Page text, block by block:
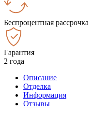
Беспроцентная рассрочка
Гарантия
2 года
Описание
Отделка
Информация
Отзывы